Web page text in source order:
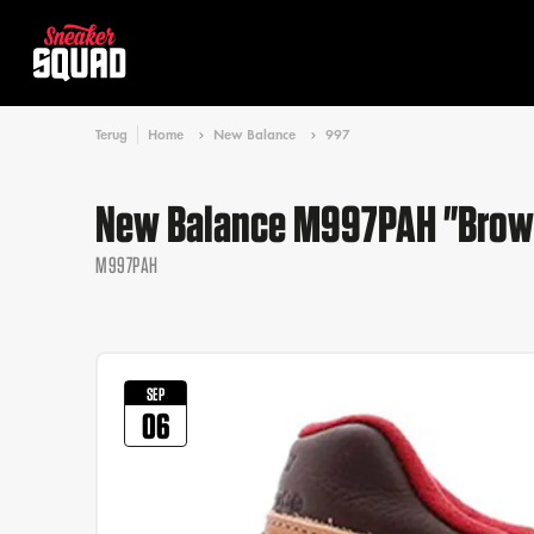
Terug Home New Balance 997
New Balance M997PAH
M997PAH
SEP
06